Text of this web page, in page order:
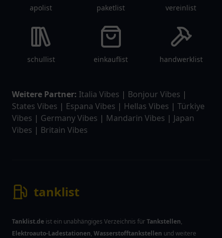
apolist paketlist vereinlist
schullist einkauflist handwerklist
Weitere Partner: Italia Vibes | Bonjour Vibes |
States Vibes | Espana Vibes | Hellas Vibes | Türkiye
Vibes | Germany Vibes | Mandarin Vibes | Japan
Vibes | Britain Vibes
tanklist
Tanklist.de ist ein unabhängiges Verzeichnis fürTankstellen,
Elektroauto-Ladestationen, Wasserstofftankstellen und weitere